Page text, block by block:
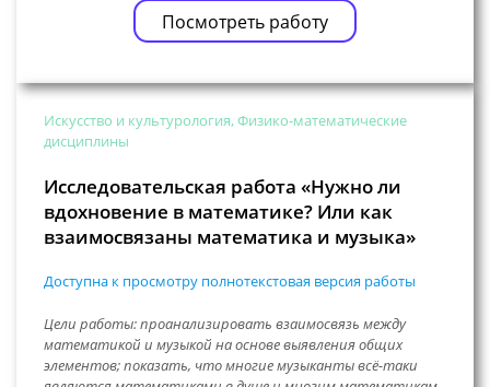
Посмотреть работу
Искусство и культурология, Физико-математические
дисциплины
Исследовательская работа «Нужно ли
вдохновение в математике? Или как
взаимосвязаны математика и музыка»
Доступна к просмотру полнотекстовая версия работы
Цели работы: проанализировать взаимосвязь между
математикой и музыкой на основе выявления общих
элементов; показать, что многие музыканты всё-таки